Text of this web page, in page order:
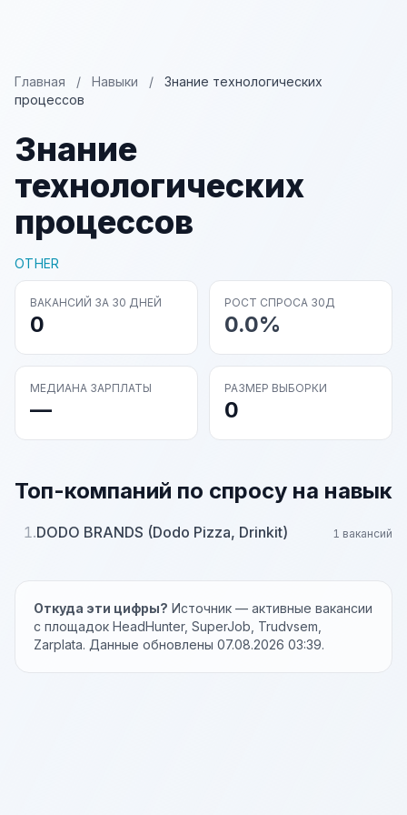
Главная / Навыки /
Знание технологических
процессов
Знание
технологических
процессов
OTHER
ВАКАНСИЙ ЗА 30 ДНЕЙ
0
РОСТ СПРОСА 30Д
0.0%
МЕДИАНА ЗАРПЛАТЫ
—
РАЗМЕР ВЫБОРКИ
0
Топ-компаний по спросу на навык
1.DODO BRANDS (Dodo Pizza, Drinkit) 1 вакансий
Откуда эти цифры? Источник — активные вакансии
с площадок HeadHunter, SuperJob, Trudvsem,
Zarplata. Данные обновлены 07.08.2026 03:39.